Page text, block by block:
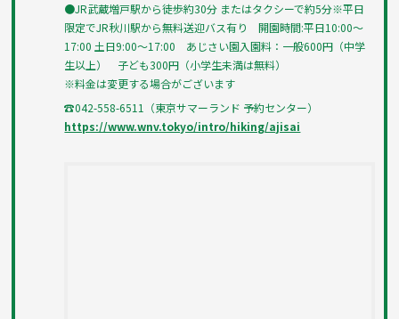
●JR武蔵増戸駅から徒歩約30分 またはタクシーで約5分※平日
限定でJR秋川駅から無料送迎バス有り 開園時間:平日10:00〜
17:00 土日9:00〜17:00 あじさい園入園料：一般600円（中学
生以上） 子ども300円（小学生未満は無料）
※料金は変更する場合がございます
☎042-558-6511（東京サマーランド 予約センター）
https://www.wnv.tokyo/intro/hiking/ajisai